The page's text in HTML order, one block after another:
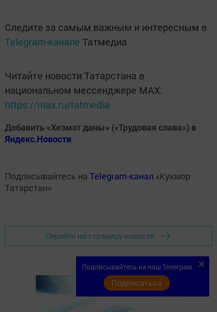
Следите за самым важным и интересным в
Telegram-канале Татмедиа
Читайте новости Татарстана в
национальном мессенджере MАХ:
https://max.ru/tatmedia
Добавить «Хезмэт даны» («Трудовая слава») в
Яндекс.Новости
Подписывайтесь на Telegram-канал «Кукмор
Татарстан»
Перейти на страницу новости
Подписывайтесь на наш Телеграм
Подписаться